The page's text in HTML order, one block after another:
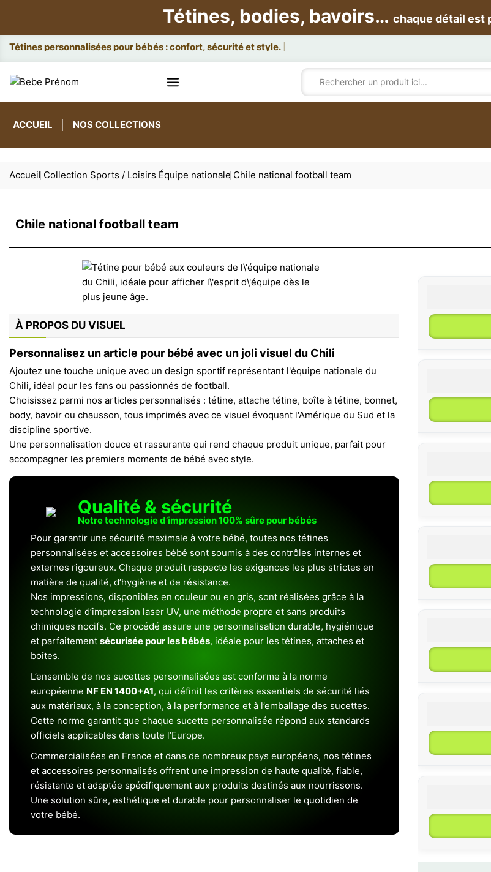
Tétines, bodies, bavoirs… chaque détail est
Attaches e
ACCUEIL NOS COLLECTIONS
Accueil Collection Sports / Loisirs Équipe nationale Chile national football team
Chile national football team
À PROPOS DU VISUEL
Personnalisez un article pour bébé avec un joli visuel du Chili
Ajoutez une touche unique avec un design sportif représentant l'équipe nationale du
Chili, idéal pour les fans ou passionnés de football.
Choisissez parmi nos articles personnalisés : tétine, attache tétine, boîte à tétine, bonnet,
body, bavoir ou chausson, tous imprimés avec ce visuel évoquant l'Amérique du Sud et la
discipline sportive.
Une personnalisation douce et rassurante qui rend chaque produit unique, parfait pour
accompagner les premiers moments de bébé avec style.
Qualité & sécurité
Notre technologie d’impression 100% sûre pour bébés
Pour garantir une sécurité maximale à votre bébé, toutes nos tétines
personnalisées et accessoires bébé sont soumis à des contrôles internes et
externes rigoureux. Chaque produit respecte les exigences les plus strictes en
matière de qualité, d’hygiène et de résistance.
Nos impressions, disponibles en couleur ou en gris, sont réalisées grâce à la
technologie d’impression laser UV, une méthode propre et sans produits
chimiques nocifs. Ce procédé assure une personnalisation durable, hygiénique
et parfaitement sécurisée pour les bébés, idéale pour les tétines, attaches et
boîtes.
L’ensemble de nos sucettes personnalisées est conforme à la norme
européenne NF EN 1400+A1, qui définit les critères essentiels de sécurité liés
aux matériaux, à la conception, à la performance et à l’emballage des sucettes.
Cette norme garantit que chaque sucette personnalisée répond aux standards
officiels applicables dans toute l’Europe.
Commercialisées en France et dans de nombreux pays européens, nos tétines
et accessoires personnalisés offrent une impression de haute qualité, fiable,
résistante et adaptée spécifiquement aux produits destinés aux nourrissons.
Une solution sûre, esthétique et durable pour personnaliser le quotidien de
votre bébé.